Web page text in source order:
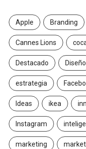
Apple Branding
Cannes Lions
Destacado Diseño
estrategia
Ideas ikea
Instagram
marketing